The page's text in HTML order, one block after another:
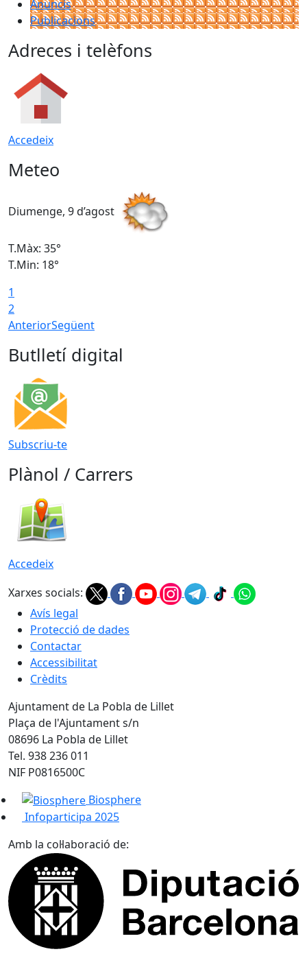
Anuncis
Publicacions
Adreces i telèfons
Accedeix
Meteo
Diumenge, 9 d’agost
T.Màx: 35°
T.Min: 18°
1
2
AnteriorSegüent
Butlletí digital
Subscriu-te
Plànol / Carrers
Accedeix
Xarxes socials:
Avís legal
Protecció de dades
Contactar
Accessibilitat
Crèdits
Ajuntament de La Pobla de Lillet
Plaça de l'Ajuntament s/n
08696 La Pobla de Lillet
Tel. 938 236 011
NIF P0816500C
Biosphere
Infoparticipa 2025
Amb la col·laboració de: